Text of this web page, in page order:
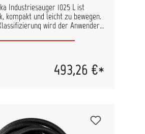
Industriesauger 1025 L ist
kompakt und leicht zu bewegen.
wird der Anwender
Industriesauger über eine
Bereiche. Die Behältergröße
der Behälter lässt sich einfach
Die Autostart-Funktion lässt
automatisch starten, wenn eine
493,26 €*